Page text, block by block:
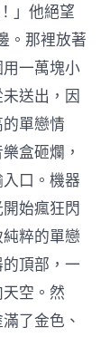
」他絕望
。那裡放著
一萬塊小
送出，因
單戀情
盒砸爛，
口。機器
始瘋狂閃
粹的單戀
頂部，一
空。然
了金色、